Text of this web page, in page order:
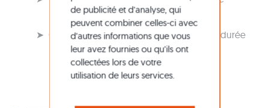
➤ Ou un vinyle polymère, plus stable sur la durée
de publicité et d’analyse, qui
peuvent combiner celles-ci avec
d’autres informations que vous
leur avez fournies ou qu’ils ont
collectées lors de votre
utilisation de leurs services.